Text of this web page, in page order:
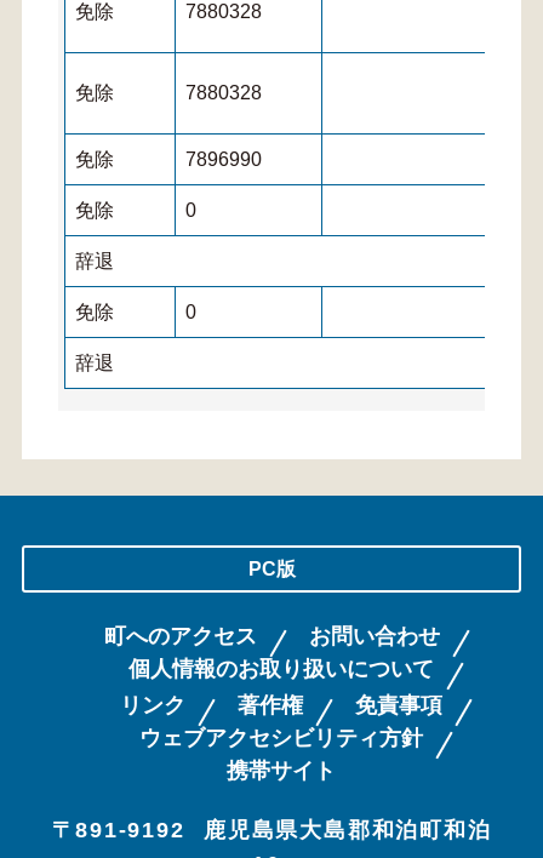
免除 7880328
免除 7880328
免除 7896990
免除 0
辞退
免除 0
辞退
PC版
町へのアクセス
お問い合わせ
個人情報のお取り扱いについて
リンク
著作権
免責事項
ウェブアクセシビリティ方針
携帯サイト
〒891-9192
鹿児島県大島郡和泊町和泊